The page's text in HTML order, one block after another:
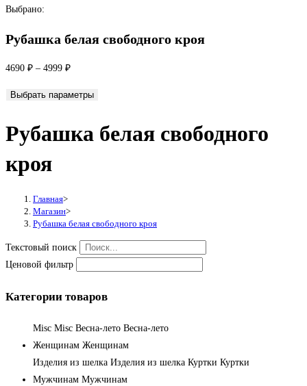
Выбрано:
Рубашка белая свободного кроя
4690 ₽ – 4999 ₽
Выбрать параметры
Рубашка белая свободного
кроя
Главная>
Магазин>
Рубашка белая свободного кроя
Текстовый поиск
Ценовой фильтр
Категории товаров
Misc Misc Весна-лето Весна-лето
Женщинам Женщинам
Изделия из шелка Изделия из шелка Куртки Куртки
Мужчинам Мужчинам